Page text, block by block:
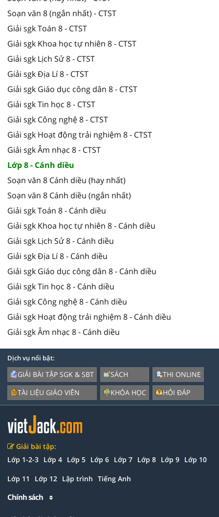
Soạn văn 8 (ngắn nhất) - CTST
Giải sgk Toán 8 - CTST
Giải sgk Khoa học tự nhiên 8 - CTST
Giải sgk Lịch Sử 8 - CTST
Giải sgk Địa Lí 8 - CTST
Giải sgk Giáo dục công dân 8 - CTST
Giải sgk Tin học 8 - CTST
Giải sgk Công nghệ 8 - CTST
Giải sgk Hoạt động trải nghiệm 8 - CTST
Giải sgk Âm nhạc 8 - CTST
Lớp 8 - Cánh diều
Soạn văn 8 Cánh diều (hay nhất)
Soạn văn 8 Cánh diều (ngắn nhất)
Giải sgk Toán 8 - Cánh diều
Giải sgk Khoa học tự nhiên 8 - Cánh diều
Giải sgk Lịch Sử 8 - Cánh diều
Giải sgk Địa Lí 8 - Cánh diều
Giải sgk Giáo dục công dân 8 - Cánh diều
Giải sgk Tin học 8 - Cánh diều
Giải sgk Công nghệ 8 - Cánh diều
Giải sgk Hoạt động trải nghiệm 8 - Cánh diều
Giải sgk Âm nhạc 8 - Cánh diều
Dịch vụ nổi bật:
GIẢI BÀI TẬP SGK & SBT
TÀI LIỆU GIÁO VIÊN
SÁCH
KHÓA HỌC
THI ONLINE
HỎI ĐÁP
Giải bài tập:
Lớp 1-2-3 Lớp 4 Lớp 5 Lớp 6 Lớp 7 Lớp 8 Lớp 9 Lớp 10
Lớp 11 Lớp 12 Lập trình Tiếng Anh
Chính sách